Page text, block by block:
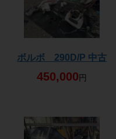
ボルボ 290D/P 中古
450,000 円